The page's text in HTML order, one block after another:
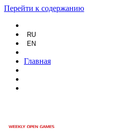
Перейти к содержанию
RU
EN
Главная